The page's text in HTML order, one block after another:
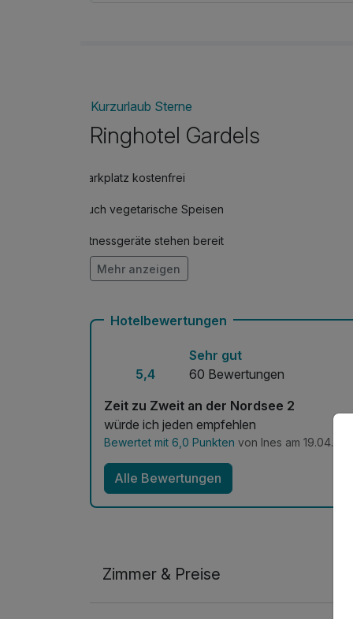
Kurzurlaub Sterne
Ringhotel Gardels
Parkplatz kostenfrei
Auch vegetarische Speisen
Fitnessgeräte stehen bereit
Mit Hotelbar
Mehr anzeigen
Hotelbewertungen
5,4
Sehr gut
60 Bewertungen
Zeit zu Zweit an der Nordsee 2
würde ich jeden empfehlen
Bewertet mit 6,0 Punkten von Ines am 19.04.2022
Alle Bewertungen
Zimmer & Preise